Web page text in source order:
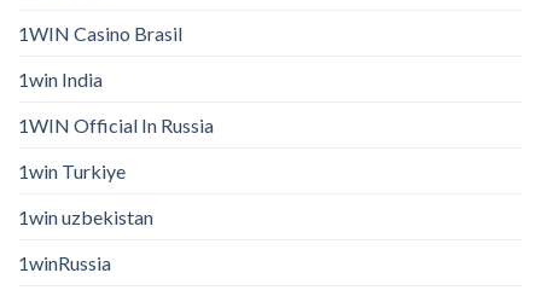
1WIN Casino Brasil
1win India
1WIN Official In Russia
1win Turkiye
1win uzbekistan
1winRussia